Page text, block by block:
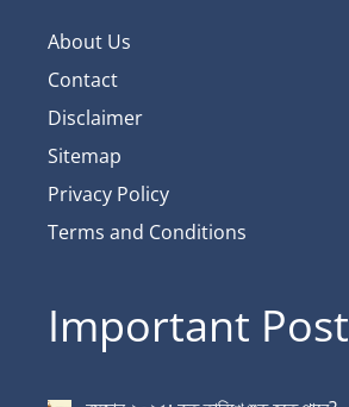
About Us
Contact
Disclaimer
Sitemap
Privacy Policy
Terms and Conditions
Important Post